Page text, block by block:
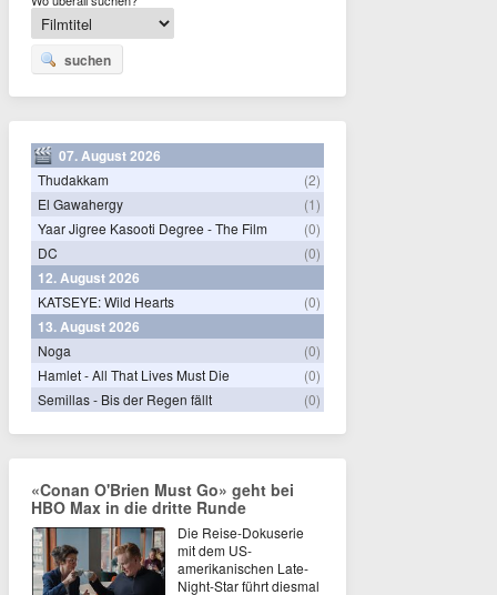
suchen
07. August 2026
Thudakkam
(2)
El Gawahergy
(1)
Yaar Jigree Kasooti Degree - The Film
(0)
DC
(0)
12. August 2026
KATSEYE: Wild Hearts (0)
13. August 2026
Noga
(0)
Hamlet - All That Lives Must Die
(0)
Semillas - Bis der Regen fällt
(0)
«Conan O'Brien Must Go» geht bei
HBO Max in die dritte Runde
Die Reise-Dokuserie
mit dem US-
amerikanischen Late-
Night-Star führt diesmal